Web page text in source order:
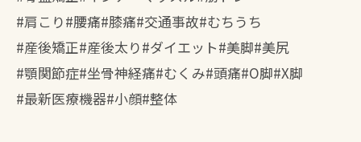
#肩こり#腰痛#膝痛#交通事故#むちうち
#産後矯正#産後太り#ダイエット#美脚#美尻
#顎関節症#坐骨神経痛#むくみ#頭痛#O脚#X脚
#最新医療機器#小顔#整体